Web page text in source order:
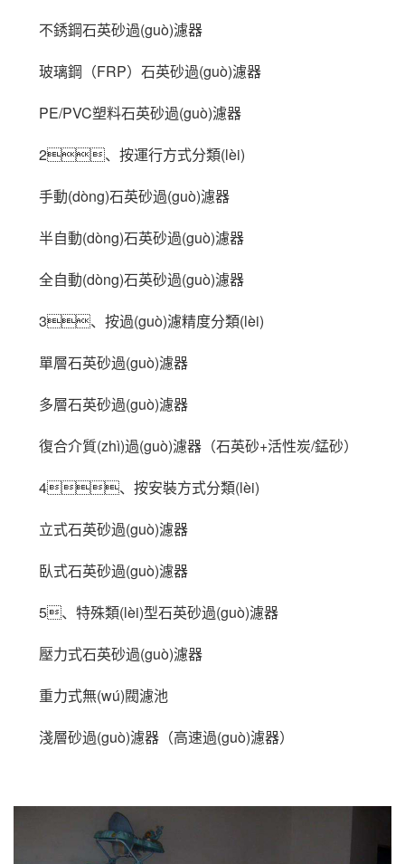
不銹鋼石英砂過(guò)濾器
玻璃鋼（FRP）石英砂過(guò)濾器
PE/PVC塑料石英砂過(guò)濾器
2、按運行方式分類(lèi)
手動(dòng)石英砂過(guò)濾器
半自動(dòng)石英砂過(guò)濾器
全自動(dòng)石英砂過(guò)濾器
3、按過(guò)濾精度分類(lèi)
單層石英砂過(guò)濾器
多層石英砂過(guò)濾器
復合介質(zhì)過(guò)濾器（石英砂+活性炭/錳砂）
4、按安裝方式分類(lèi)
立式石英砂過(guò)濾器
臥式石英砂過(guò)濾器
5、特殊類(lèi)型石英砂過(guò)濾器
壓力式石英砂過(guò)濾器
重力式無(wú)閥濾池
淺層砂過(guò)濾器（高速過(guò)濾器）